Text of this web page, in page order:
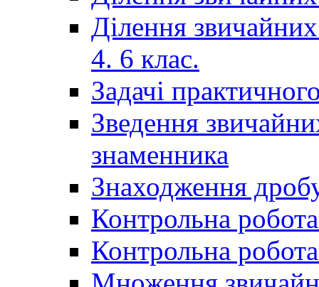
Ділення
4. 6 клас.
Задачі
Зведення
знаменника
Знаходження
Контрольна
Контрольна